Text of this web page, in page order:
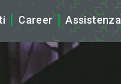
Career Assistenza